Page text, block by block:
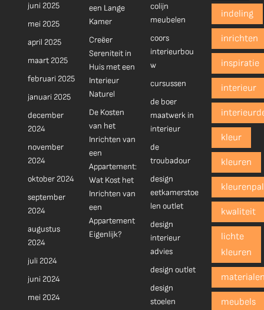
juni 2025
mei 2025
april 2025
maart 2025
februari 2025
januari 2025
december
2024
november
2024
oktober 2024
september
2024
augustus
2024
juli 2024
juni 2024
mei 2024
een Lange
Kamer
Creëer
Sereniteit in
Huis met een
Interieur
Naturel
De Kosten
van het
Inrichten van
een
Appartement:
Wat Kost het
Inrichten van
een
Appartement
Eigenlijk?
colijn
meubelen
coors
interieurbou
w
cursussen
de boer
maatwerk in
interieur
de
troubadour
design
eetkamerstoe
len outlet
design
interieur
advies
design outlet
design
stoelen
indeling
inrichten
inspiratie
interieur
kleur
kleuren
kwaliteit
lichte
kleuren
meubels